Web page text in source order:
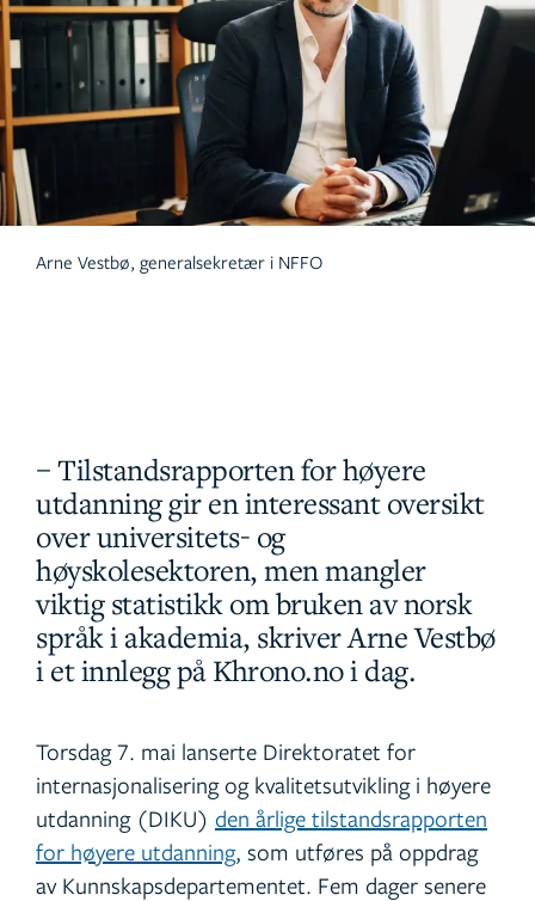
Arne Vestbø, generalsekretær i NFFO
– Tilstandsrapporten for høyere
utdanning gir en interessant oversikt
over universitets- og
høyskolesektoren, men mangler
viktig statistikk om bruken av norsk
språk i akademia, skriver Arne Vestbø
i et innlegg på Khrono.no i dag.
Torsdag 7. mai lanserte Direktoratet for
internasjonalisering og kvalitetsutvikling i høyere
utdanning (DIKU) den årlige tilstandsrapporten
for høyere utdanning, som utføres på oppdrag
av Kunnskapsdepartementet. Fem dager senere